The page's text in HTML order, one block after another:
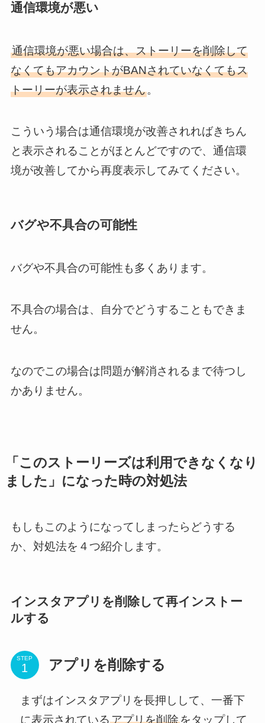
通信環境が悪い
通信環境が悪い場合は、ストーリーを削除して
なくてもアカウントがBANされていなくてもス
トーリーが表示されません。
こういう場合は通信環境が改善されればきちん
と表示されることがほとんどですので、通信環
境が改善してから再度表示してみてください。
バグや不具合の可能性
バグや不具合の可能性も多くあります。
不具合の場合は、自分でどうすることもできま
せん。
なのでこの場合は問題が解消されるまで待つし
かありません。
「このストーリーズは利用できなくなり
ました」になった時の対処法
もしもこのようになってしまったらどうする
か、対処法を４つ紹介します。
インスタアプリを削除して再インストー
ルする
STEP アプリを削除する
まずはインスタアプリを長押しして、一番下
に表示されているアプリを削除をタップして